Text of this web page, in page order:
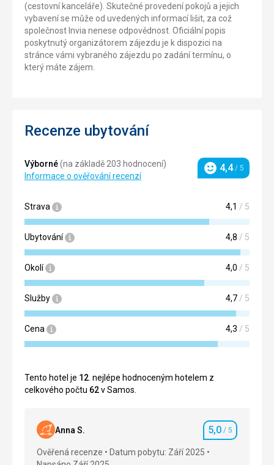
(cestovní kanceláře). Skutečné provedení pokojů a jejich
vybavení se může od uvedených informací lišit, za což
společnost Invia nenese odpovědnost. Oficiální popis
poskytnutý organizátorem zájezdu je k dispozici na
stránce vámi vybraného zájezdu po zadání termínu, o
který máte zájem.
Recenze ubytování
Výborné(na základě 203 hodnocení)
Informace o ověřování recenzí
Hodnocení
4,4/ 5
Strava 4,1 / 5
Ubytování 4,8 / 5
Okolí 4,0 / 5
Služby 4,7/ 5
Cena 4,3 / 5
Tento hotel je 12. nejlépe hodnoceným hotelem z
celkového počtu 62v Samos.
Anna S. Hodnocení
5,0 / 5
Ověřená recenze
Datum pobytu: Září 2025